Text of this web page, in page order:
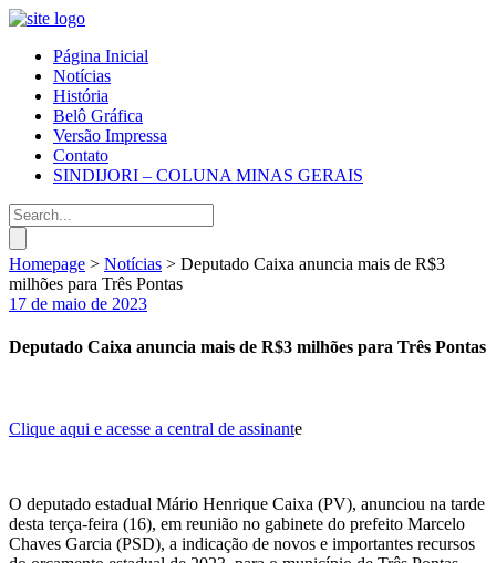
Página Inicial
Notícias
História
Belô Gráfica
Versão Impressa
Contato
SINDIJORI – COLUNA MINAS GERAIS
Homepage > Notícias > Deputado Caixa anuncia mais de R$3
milhões para Três Pontas
17 de maio de 2023
Deputado Caixa anuncia mais de R$3 milhões para Três Pontas
Clique aqui e acesse a central de assinante
O deputado estadual Mário Henrique Caixa (PV), anunciou na tarde
desta terça-feira (16), em reunião no gabinete do prefeito Marcelo
Chaves Garcia (PSD), a indicação de novos e importantes recursos